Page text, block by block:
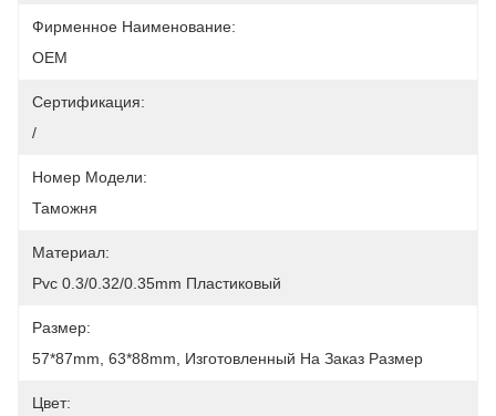
Фирменное Наименование:
OEM
Сертификация:
/
Номер Модели:
Таможня
Материал:
Pvc 0.3/0.32/0.35mm Пластиковый
Размер:
57*87mm, 63*88mm, Изготовленный На Заказ Размер
Цвет: